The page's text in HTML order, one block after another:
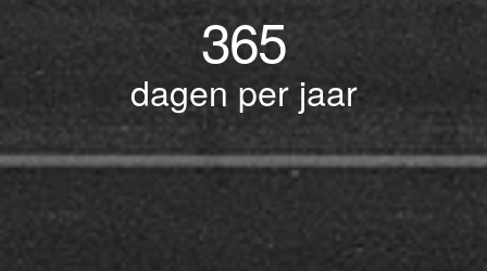
365
dagen per jaar